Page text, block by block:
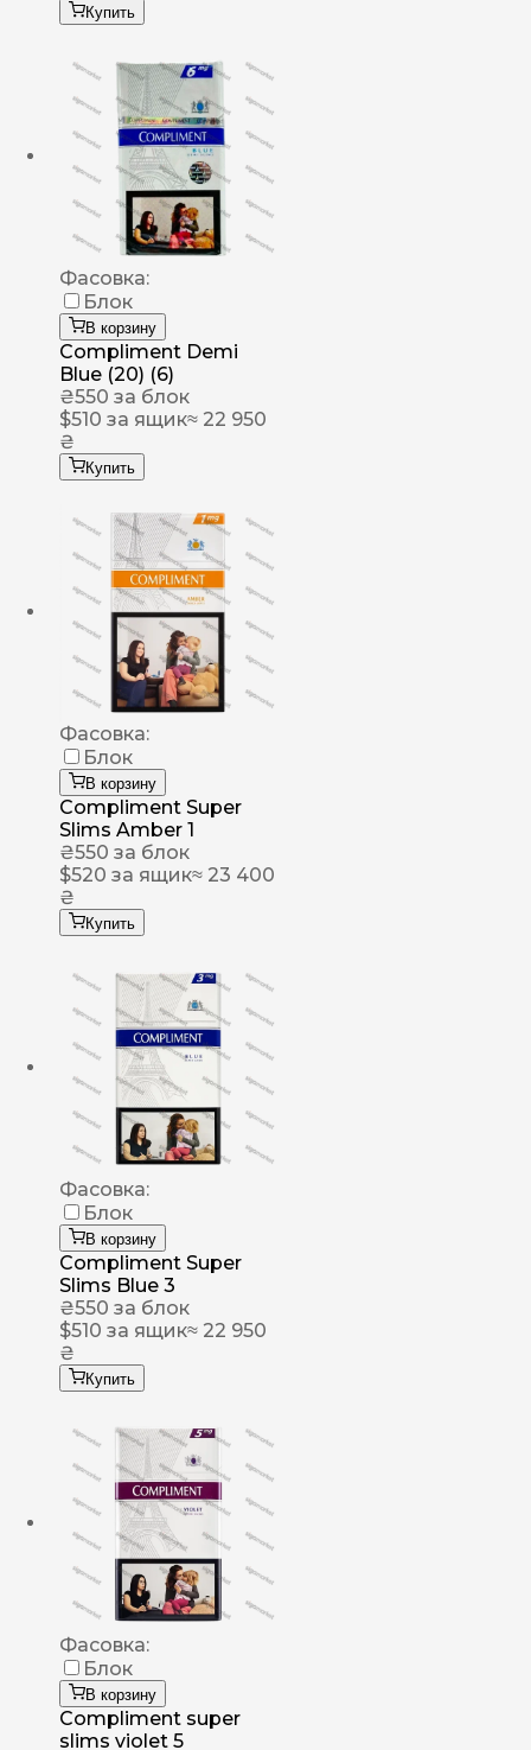
Купить
Фасовка:
Блок
В корзину
Compliment Demi
Blue (20) (6)
₴550 за блок
$510 за ящик≈ 22 950
₴
Купить
Фасовка:
Блок
В корзину
Compliment Super
Slims Amber 1
₴550 за блок
$520 за ящик≈ 23 400
₴
Купить
Фасовка:
Блок
В корзину
Compliment Super
Slims Blue 3
₴550 за блок
$510 за ящик≈ 22 950
₴
Купить
Фасовка:
Блок
В корзину
Compliment super
slims violet 5